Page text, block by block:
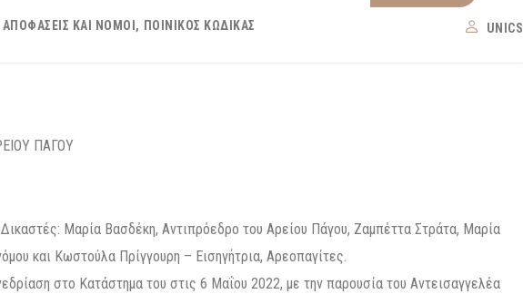
ΚΑΙ ΝΌΜΟΙ ΠΟΙΝΙΚΌΣ ΚΏΔΙΚΑΣ UNICS
ΠΑΓΟΥ
Μαρία Βασδέκη, Αντιπρόεδρο του Αρείου Πάγου, Ζαμπέττα Στράτα, Μαρία
και Κωστούλα Πρίγγουρη – Εισηγήτρια, Αρεοπαγίτες.
στο Κατάστημα του στις 6 Μαΐου 2022, με την παρουσία του Αντεισαγγελέα